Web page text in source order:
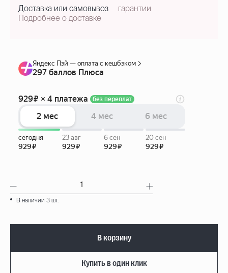
В наличии 3 шт.
В корзину
Купить в один клик
Доставка или самовывоз
Подробнее о доставке
гарантии